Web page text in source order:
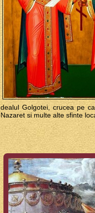
dealul Golgotei, crucea pe
Nazaret si multe alte sfinte